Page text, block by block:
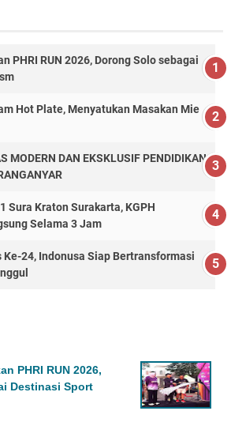
PHRI RUN 2026, Dorong Solo sebagai
Hot Plate, Menyatukan Masakan Mie
MODERN DAN EKSKLUSIF PENDIDIKAN
Sura Kraton Surakarta, KGPH
Selama 3 Jam
24, Indonusa Siap Bertransformasi
PHRI RUN 2026,
Destinasi Sport